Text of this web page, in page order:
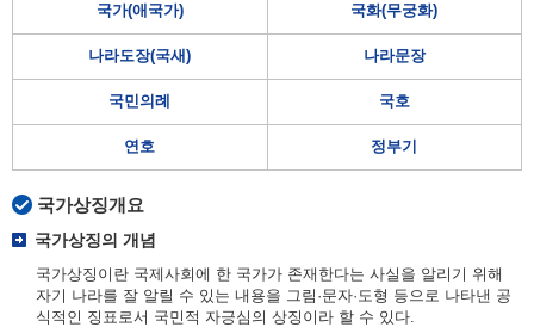
국가(애국가) 국화(무궁화)
나라도장(국새) 나라문장
국민의례 국호
연호 정부기
국가상징개요
국가상징의 개념
국가상징이란 국제사회에 한 국가가 존재한다는 사실을 알리기 위해
자기 나라를 잘 알릴 수 있는 내용을 그림·문자·도형 등으로 나타낸 공
식적인 징표로서 국민적 자긍심의 상징이라 할 수 있다.